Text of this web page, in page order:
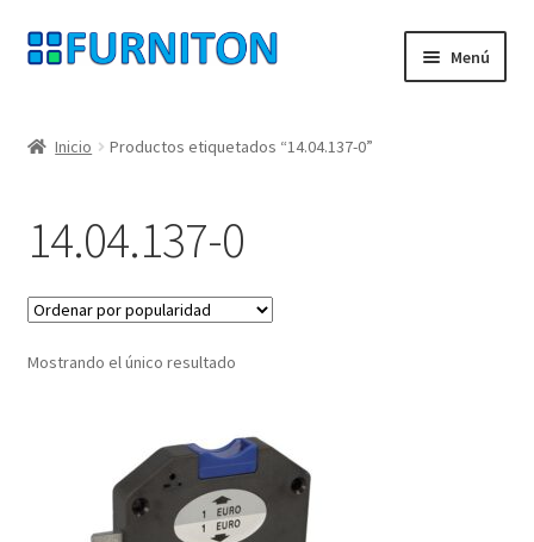
Ir
a
navegación
Ir
al
Menú
Protección de datos
Derecho de desistimiento
Contacte con
Inicio Productos etiquetados “14.04.137-0”
14.04.137-0
Mostrando el único resultado